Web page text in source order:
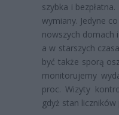
szybka i
wymiany. Jedyne
nowszych domach
a w starszych
być także sporą
monitorujemy
proc. Wizyty
gdyż stan